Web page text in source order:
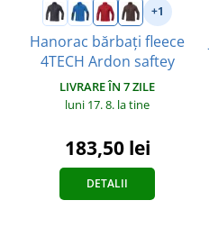
+1
Hanorac bărbați fleece
4TECH Ardon saftey
LIVRARE ÎN 7 ZILE
luni 17. 8. la tine
183,50 lei
DETALII